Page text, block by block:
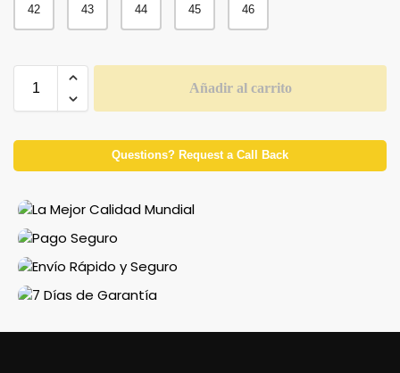
42 43 44 45 46
Añadir al carrito
Questions? Request a Call Back